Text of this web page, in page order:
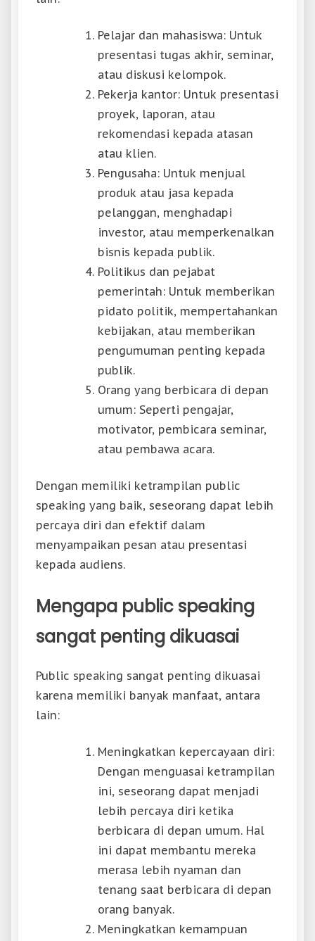
Pelajar dan mahasiswa: Untuk
presentasi tugas akhir, seminar,
atau diskusi kelompok.
Pekerja kantor: Untuk presentasi
proyek, laporan, atau
rekomendasi kepada atasan
atau klien.
Pengusaha: Untuk menjual
produk atau jasa kepada
pelanggan, menghadapi
investor, atau memperkenalkan
bisnis kepada publik.
Politikus dan pejabat
pemerintah: Untuk memberikan
pidato politik, mempertahankan
kebijakan, atau memberikan
pengumuman penting kepada
publik.
Orang yang berbicara di depan
umum: Seperti pengajar,
motivator, pembicara seminar,
atau pembawa acara.
Dengan memiliki ketrampilan public
speaking yang baik, seseorang dapat lebih
percaya diri dan efektif dalam
menyampaikan pesan atau presentasi
kepada audiens.
Mengapa public speaking
sangat penting dikuasai
Public speaking sangat penting dikuasai
karena memiliki banyak manfaat, antara
lain:
Meningkatkan kepercayaan diri:
Dengan menguasai ketrampilan
ini, seseorang dapat menjadi
lebih percaya diri ketika
berbicara di depan umum. Hal
ini dapat membantu mereka
merasa lebih nyaman dan
tenang saat berbicara di depan
orang banyak.
Meningkatkan kemampuan